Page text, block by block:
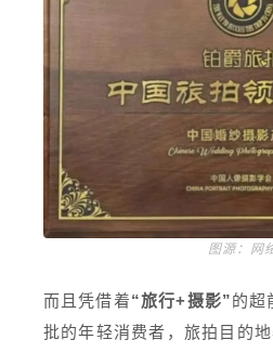
图源：网
而且凭借着“旅行+摄影”的超
批的年轻消费者，旅拍目的